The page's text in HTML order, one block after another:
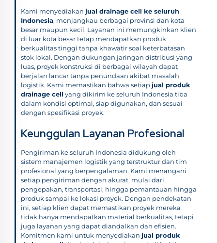
Kami menyediakan jual drainage cell ke seluruh
Indonesia, menjangkau berbagai provinsi dan kota
besar maupun kecil. Layanan ini memungkinkan klien
di luar kota besar tetap mendapatkan produk
berkualitas tinggi tanpa khawatir soal keterbatasan
stok lokal. Dengan dukungan jaringan distribusi yang
luas, proyek konstruksi di berbagai wilayah dapat
berjalan lancar tanpa penundaan akibat masalah
logistik. Kami memastikan bahwa setiapjual produk
drainage cell yang dikirim ke seluruh Indonesia tiba
dalam kondisi optimal, siap digunakan, dan sesuai
dengan spesifikasi proyek.
Keunggulan Layanan Profesional
Pengiriman ke seluruh Indonesia didukung oleh
sistem manajemen logistik yang terstruktur dan tim
profesional yang berpengalaman. Kami menangani
setiap pengiriman dengan akurat, mulai dari
pengepakan, transportasi, hingga pemantauan hingga
produk sampai ke lokasi proyek. Dengan pendekatan
ini, setiap klien dapat memastikan proyek mereka
tidak hanya mendapatkan material berkualitas, tetapi
juga layanan yang dapat diandalkan dan efisien.
Komitmen kami untuk menyediakan jual produk